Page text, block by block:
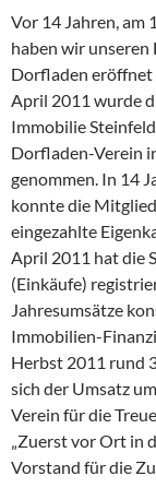
Vor 14 Jahren, am
haben wir unseren
Dorfladen eröffnet
April 2011 wurde
Immobilie
Dorfladen-Verein
genommen. In 14
konnte die
eingezahlte
April 2011 hat die
(Einkäufe)
Jahresumsätze
Immobilien-
Herbst 2011 rund
sich der Umsatz
Verein für die
„Zuerst vor Ort in
Vorstand für die